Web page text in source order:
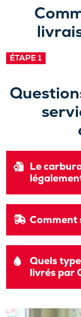
ÉTAPE 1
Commande en ligne ou
La demande est
Le
Comment
Quels
livrés par